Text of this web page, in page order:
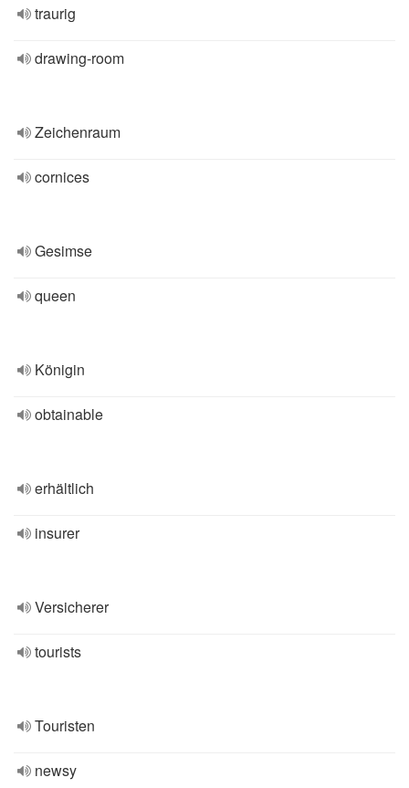
traurig
drawing-room
Zeichenraum
cornices
Gesimse
queen
Königin
obtainable
erhältlich
insurer
Versicherer
tourists
Touristen
newsy